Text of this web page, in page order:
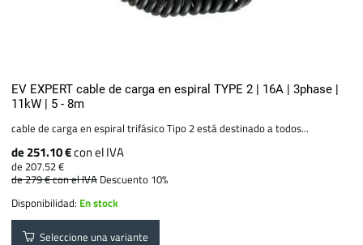
EV EXPERT cable de carga en espiral TYPE 2 | 16A | 3phase |
11kW | 5 - 8m
cable de carga en espiral trifásico Tipo 2 está destinado a todos...
de 251.10 €con el IVA
de 207.52 €
de 279 €con el IVA Descuento 10%
Disponibilidad: En stock
Seleccione una variante